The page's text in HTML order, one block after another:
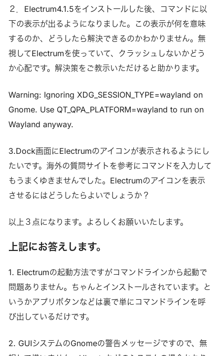
２．Electrum4.1.5をインストールした後、コマンドに以
下の表示が出るようになりました。この表示が何を意味
するのか、どうしたら解決できるのかわかりません。無
視してElectrumを使っていて、クラッシュしないかどう
か心配です。解決策をご教示いただけると助かります。
Warning: Ignoring XDG_SESSION_TYPE=wayland on
Gnome. Use QT_QPA_PLATFORM=wayland to run on
Wayland anyway.
3.Dock画面にElectrumのアイコンが表示されるようにし
たいです。海外の質問サイトを参考にコマンドを入力して
もうまくゆきませんでした。Electrumのアイコンを表示
させるにはどうしたらよいでしょうか？
以上３点になります。よろしくお願いいたします。
上記にお答えします。
1. Electrumの起動方法ですがコマンドラインから起動で
問題ありません。ちゃんとインストールされています。と
いうかアプリボタンなどは裏で単にコマンドラインを呼
び出しているだけです。
2. GUIシステムのGnomeの警告メッセージですので、無